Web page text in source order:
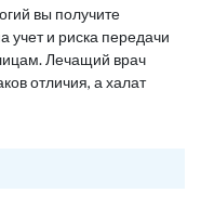
вы получите
учет и риска передачи
Лечащий врач
отличия, а халат